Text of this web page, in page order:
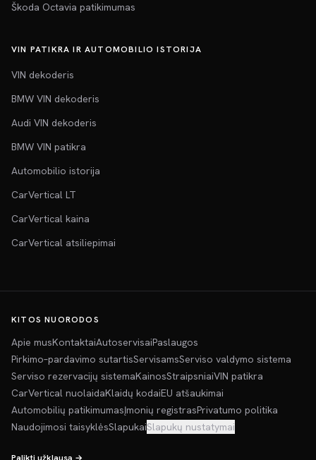
Škoda Octavia patikimumas
VIN PATIKRA IR AUTOMOBILIO ISTORIJA
VIN dekoderis
BMW VIN dekoderis
Audi VIN dekoderis
BMW VIN patikra
Automobilio istorija
CarVertical LT
CarVertical kaina
CarVertical atsiliepimai
KITOS NUORODOS
Apie musKontaktaiAutoservisaiPaslaugos
Pirkimo–pardavimo sutartisServisamsServiso valdymo sistema
Serviso rezervacijų sistemaKainosStraipsniaiVIN patikra
CarVertical nuolaidaKlaidų kodaiEU atšaukimai
Automobilių patikimumasĮmonių registrasPrivatumo politika
Naudojimosi taisyklėsSlapukaiSlapukų nustatymai